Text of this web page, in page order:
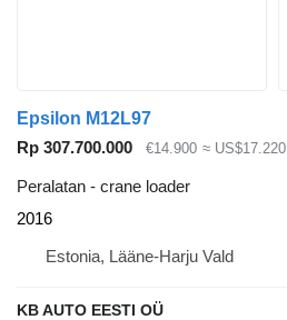
Epsilon M12L97
Rp 307.700.000
€14.900 ≈ US$17.220
Peralatan - crane loader
2016
Estonia, Lääne-Harju Vald
KB AUTO EESTI OÜ